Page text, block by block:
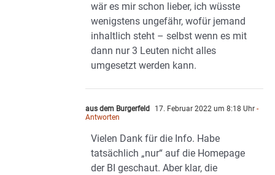
wär es mir schon lieber, ich wüsste
wenigstens ungefähr, wofür jemand
inhaltlich steht – selbst wenn es mit
dann nur 3 Leuten nicht alles
umgesetzt werden kann.
aus dem Burgerfeld 17. Februar 2022 um 8:18 Uhr -
Antworten
Vielen Dank für die Info. Habe
tatsächlich „nur“ auf die Homepage
der BI geschaut. Aber klar, die